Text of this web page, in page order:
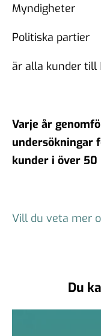
Myndigheter
Politiska partier
är alla kunder till
Varje år
undersökningar
kunder i över 50
Vill du veta mer
Du